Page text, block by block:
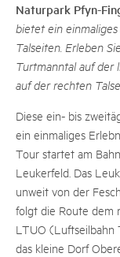
Naturpark Pfyn-
bietet ein
Talseiten. Erleben
Turtmanntal auf der
auf der rechten
Diese ein- bis
ein einmaliges
Tour startet am
Leukerfeld. Das
unweit von der
folgt die Route dem
LTUO (Luftseilbahn
das kleine Dorf